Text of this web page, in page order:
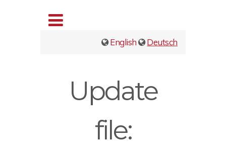
English Deutsch
Update
file: